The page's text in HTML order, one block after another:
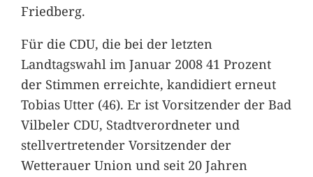
Friedberg.
Für die CDU, die bei der letzten
Landtagswahl im Januar 2008 41 Prozent
der Stimmen erreichte, kandidiert erneut
Tobias Utter (46). Er ist Vorsitzender der Bad
Vilbeler CDU, Stadtverordneter und
stellvertretender Vorsitzender der
Wetterauer Union und seit 20 Jahren